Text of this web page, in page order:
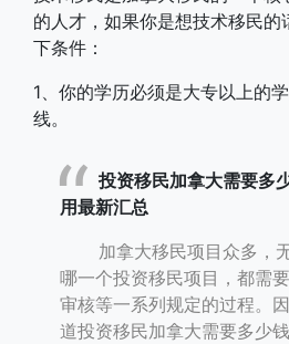
的人才，如果你是想技术移民的
下条件：
1、你的学历必须是大专以上的
线。
投资移民加拿大需要多
用最新汇总
加拿大移民项目众多，
哪一个投资移民项目，都需
审核等一系列规定的过程。
道投资移民加拿大需要多少